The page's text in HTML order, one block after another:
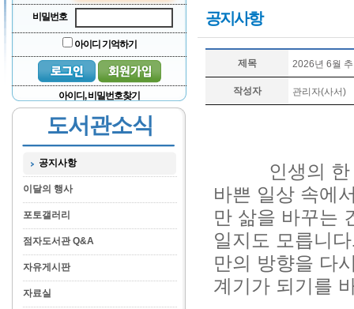
비밀번호
아이디 기억하기
아이디, 비밀번호찾기
도서관소식
공지사항
이달의 행사
포토갤러리
점자도서관 Q&A
자유게시판
자료실
공지사항
제목 2026년 6월
작성자 관리자(사서)
인생의
바쁜 일상 속에
만 삶을 바꾸는
일지도 모릅니다
만의 방향을 다
계기가 되기를